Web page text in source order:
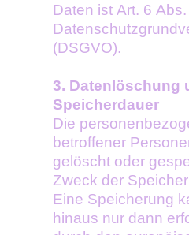
Daten ist Art. 6
(DSGVO).
3. Datenlöschung
Speicherdauer
Die
betroffener
gelöscht oder
Zweck der
Eine Speicherung
hinaus nur dann